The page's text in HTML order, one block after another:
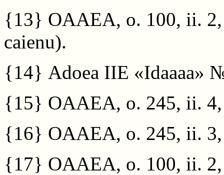
{13} OAAEA, o. 100, ii. 2,
caienu).
{14} Adoea IIE «Idaaaa»
{15} OAAEA, o. 245, ii. 4,
{16} OAAEA, o. 245, ii. 3,
{17} OAAEA, o. 100, ii.